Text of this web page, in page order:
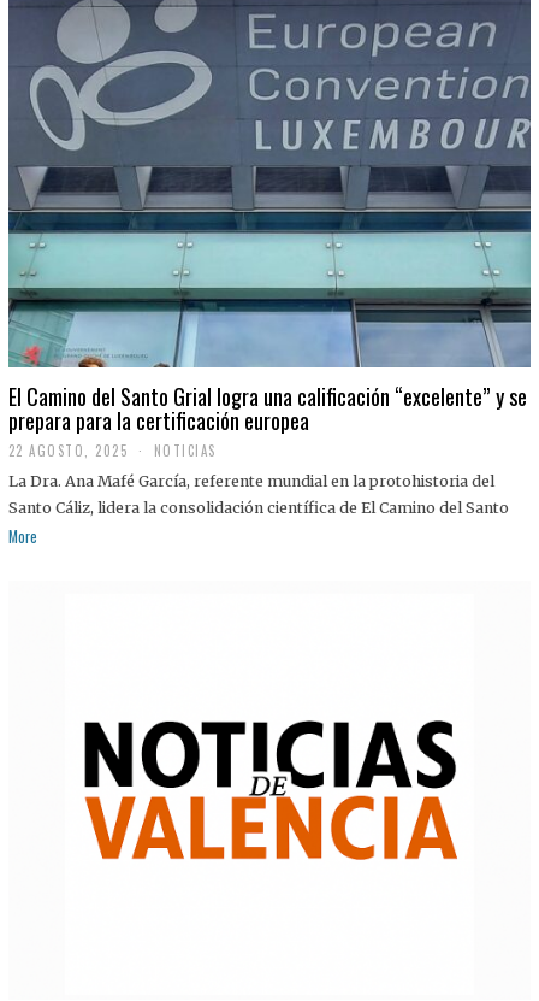
El Camino del Santo Grial logra una calificación “excelente” y se
prepara para la certificación europea
22 AGOSTO, 2025
2
A
G
NOTICIAS
La Dra. Ana Mafé García, referente mundial en la protohistoria del
Santo Cáliz, lidera la consolidación científica de El Camino del Santo
More